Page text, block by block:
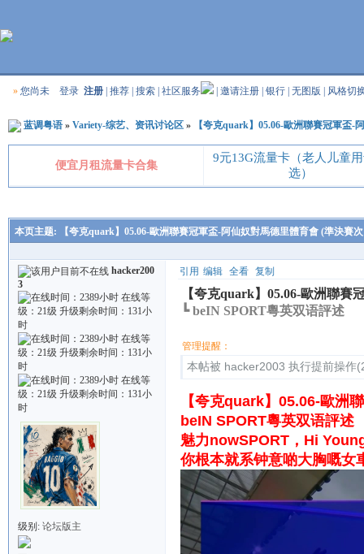
»您尚未 登录 注册| 推荐| 搜索| 社区服务 | 邀请注册| 银行 无图版 风格切
蓝调粤语» Variety-综艺、资讯讨论区» 【夸克quark】05.06-歐洲聯賽冠軍盃-
便宜月租流量卡合集
9元13G流量卡（老人儿童
选）
本页主题: 【夸克quark】05.06-歐洲聯賽冠軍盃-阿仙奴對馬德里體育會 (準決賽
hacker200
3
级别: 论坛版主
引用 编辑 全看 复制
【夸克quark】05.06-歐洲聯賽
┗ beIN SPORT粵英双语評述
管理提醒：
本帖被 hacker2003 执行提前操作
【夸克quark】05.06-歐洲
beIN SPORT粵英双语評述
魅力nowSPORT，Hi
你根本就系钟意啲大胸嘅女